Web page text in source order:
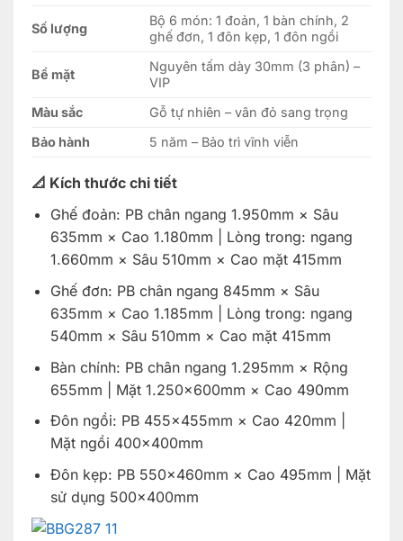
Số lượng
Bộ 6 món: 1 đoản, 1 bàn chính, 2
ghế đơn, 1 đôn kẹp, 1 đôn ngồi
Bề mặt
Nguyên tấm dày 30mm (3 phân) –
VIP
Màu sắc
Gỗ tự nhiên – vân đỏ sang trọng
Bảo hành
5 năm – Bảo trì vĩnh viễn
📐 Kích thước chi tiết
Ghế đoản: PB chân ngang 1.950mm × Sâu
635mm × Cao 1.180mm | Lòng trong: ngang
1.660mm × Sâu 510mm × Cao mặt 415mm
Ghế đơn: PB chân ngang 845mm × Sâu
635mm × Cao 1.185mm | Lòng trong: ngang
540mm × Sâu 510mm × Cao mặt 415mm
Bàn chính: PB chân ngang 1.295mm × Rộng
655mm | Mặt 1.250×600mm × Cao 490mm
Đôn ngồi: PB 455×455mm × Cao 420mm |
Mặt ngồi 400×400mm
Đôn kẹp: PB 550×460mm × Cao 495mm | Mặt
sử dụng 500×400mm